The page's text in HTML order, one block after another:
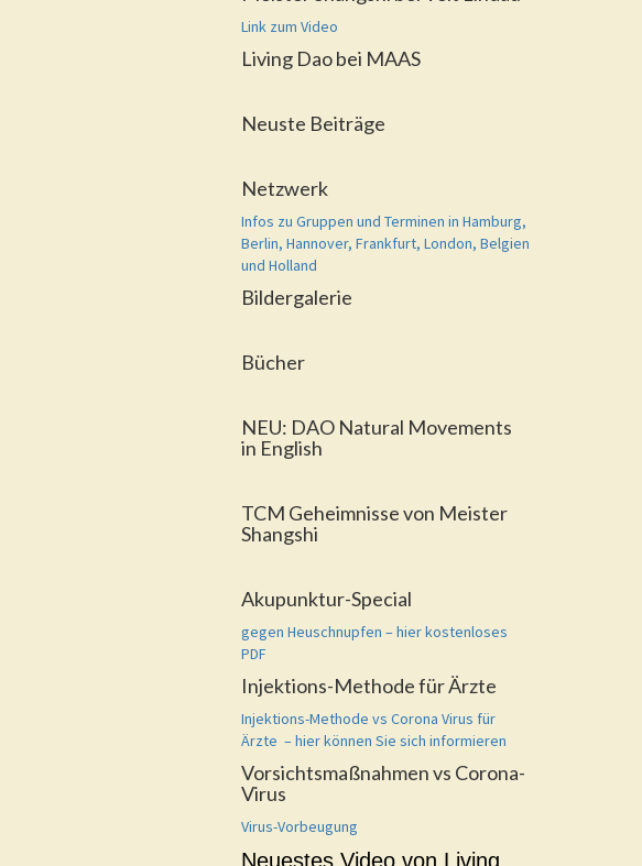
Link zum Video
Living Dao bei MAAS
Neuste Beiträge
Netzwerk
Infos zu Gruppen und Terminen in Hamburg,
Berlin, Hannover, Frankfurt, London, Belgien
und Holland
Bildergalerie
Bücher
NEU: DAO Natural Movements
in English
TCM Geheimnisse von Meister
Shangshi
Akupunktur-Special
gegen Heuschnupfen – hier kostenloses
PDF
Injektions-Methode für Ärzte
Injektions-Methode vs Corona Virus für
Ärzte – hier können Sie sich informieren
Vorsichtsmaßnahmen vs Corona-
Virus
Virus-Vorbeugung
Neuestes Video von Living